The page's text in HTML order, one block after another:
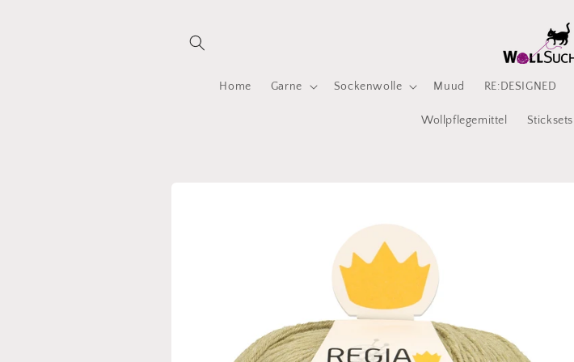
Home Garne Sockenwolle Muud RE:DESIGNED
Wollpflegemittel Sticksets